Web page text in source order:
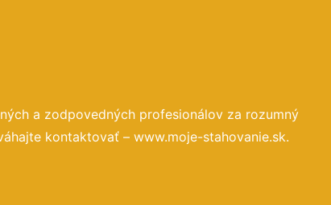
a zodpovedných profesionálov za rozumný
kontaktovať – www.moje-stahovanie.sk.